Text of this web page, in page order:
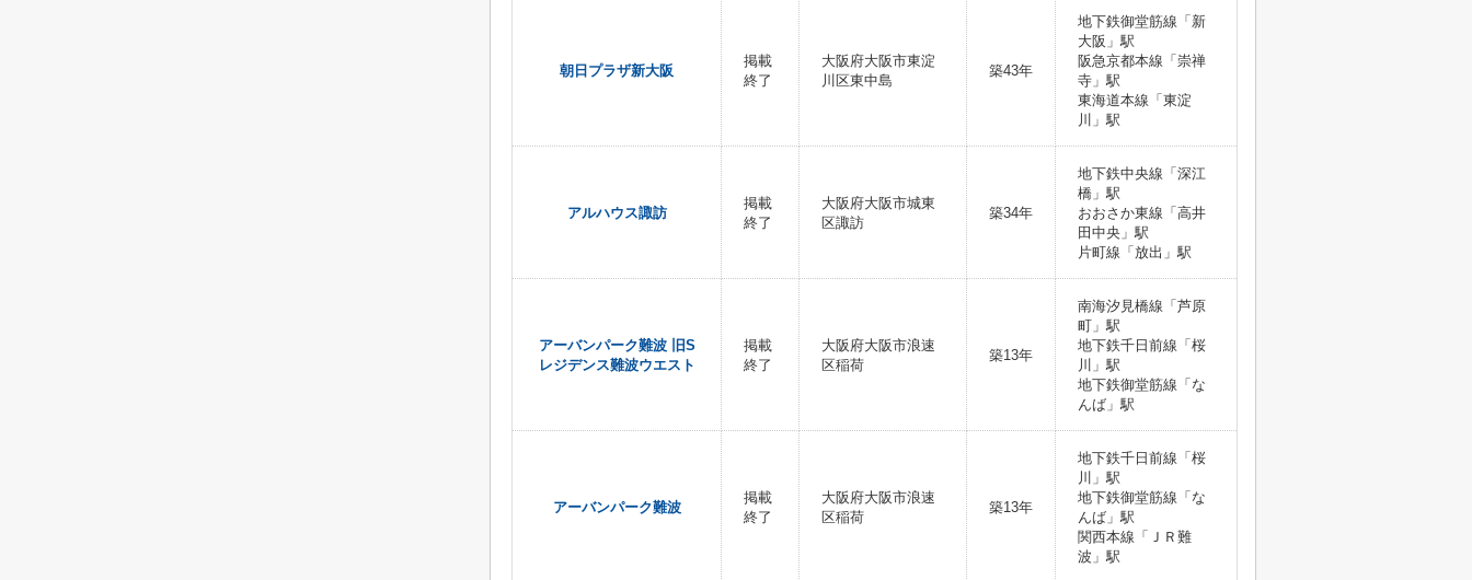
朝日プラザ新大阪
掲載
終了
大阪府大阪市東淀
川区東中島
築43年
地下鉄御堂筋線「新
大阪」駅
阪急京都本線「崇禅
寺」駅
東海道本線「東淀
川」駅
アルハウス諏訪
掲載
終了
大阪府大阪市城東
区諏訪
築34年
地下鉄中央線「深江
橋」駅
おおさか東線「高井
田中央」駅
片町線「放出」駅
アーバンパーク難波 旧S
レジデンス難波ウエスト
掲載
終了
大阪府大阪市浪速
区稲荷
築13年
南海汐見橋線「芦原
町」駅
地下鉄千日前線「桜
川」駅
地下鉄御堂筋線「な
んば」駅
アーバンパーク難波
掲載
終了
大阪府大阪市浪速
区稲荷
築13年
地下鉄千日前線「桜
川」駅
地下鉄御堂筋線「な
んば」駅
関西本線「ＪＲ難
波」駅